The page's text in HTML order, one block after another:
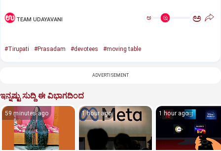
TEAM UDAYAVANI ಅ ಅ
#Tirupati #Prasadam #devotees #moving table
ADVERTISEMENT
ಇನ್ನಷ್ಟು ಸುದ್ದಿ ಈ ವಿಭಾಗದಿಂದ
59 minutes ago 1 hour ago 1 hour ago